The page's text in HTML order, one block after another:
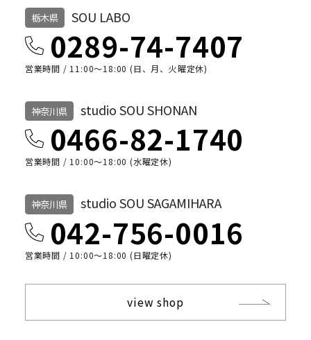
栃木県 SOU LABO
0289-74-7407
営業時間 / 11:00～18:00 (日、月、火曜定休)
神奈川県 studio SOU SHONAN
0466-82-1740
営業時間 / 10:00〜18:00 (水曜定休)
神奈川県 studio SOU SAGAMIHARA
042-756-0016
営業時間 / 10:00〜18:00 (日曜定休)
view shop